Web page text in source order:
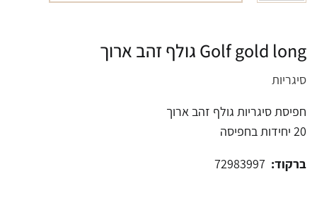
Golf gold long גולף זהב ארוך
סיגריות
חפיסת סיגריות גולף זהב ארוך
20 יחידות בחפיסה
ברקוד: